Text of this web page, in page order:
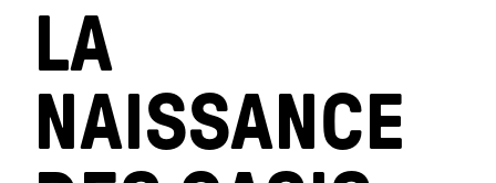
LA
NAISSANCE